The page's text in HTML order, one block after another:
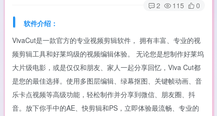
2
115
0
软件介绍：
VivaCut是一款官方的专业视频剪辑软件， 拥有丰富、专业的视
频剪辑工具和好莱坞级的视频编辑体验。 无论您是想制作好莱坞
大片级电影，或是仅仅和朋友、家人一起分享回忆，Viva Cut都
是您的最佳选择。使用多图层编辑、绿幕抠图、关键帧动画、音
乐卡点视频等高级功能，轻松制作并分享到微信、朋友圈、抖
音。放下你手中的AE、快剪辑和PS，立即体验最流畅、专业的